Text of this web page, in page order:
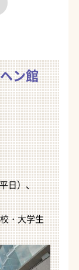
ン館
日）、
・大学生